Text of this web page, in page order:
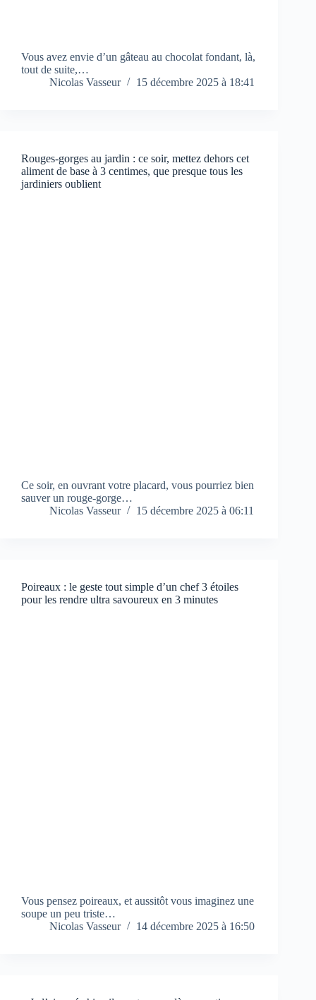
Vous avez envie d’un gâteau au chocolat fondant, là,
tout de suite,…
Nicolas Vasseur
15 décembre 2025 à 18:41
Rouges-gorges au jardin : ce soir, mettez dehors cet
aliment de base à 3 centimes, que presque tous les
jardiniers oublient
Ce soir, en ouvrant votre placard, vous pourriez bien
sauver un rouge-gorge…
Nicolas Vasseur
15 décembre 2025 à 06:11
Poireaux : le geste tout simple d’un chef 3 étoiles
pour les rendre ultra savoureux en 3 minutes
Vous pensez poireaux, et aussitôt vous imaginez une
soupe un peu triste…
Nicolas Vasseur
14 décembre 2025 à 16:50